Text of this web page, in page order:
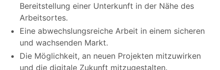
Bereitstellung einer Unterkunft in der Nähe des
Arbeitsortes.
Eine abwechslungsreiche Arbeit in einem sicheren
und wachsenden Markt.
Die Möglichkeit, an neuen Projekten mitzuwirken
und die digitale Zukunft mitzugestalten.